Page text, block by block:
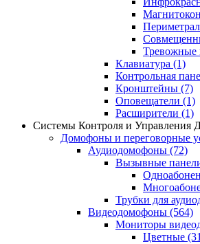
Тревожные
Клавиатура (1)
Контрольная
Кронштейны (7)
Оповещатели (1)
Расширители (1)
Системы Контроля и Управления
Домофоны и переговорные
Аудиодомофоны (72)
Вызывные
Трубки для
Видеодомофоны (564)
Мониторы
Цветные